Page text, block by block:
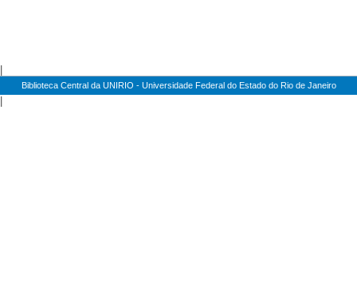
Biblioteca Central da UNIRIO - Universidade Federal do Estado do Rio de Janeiro